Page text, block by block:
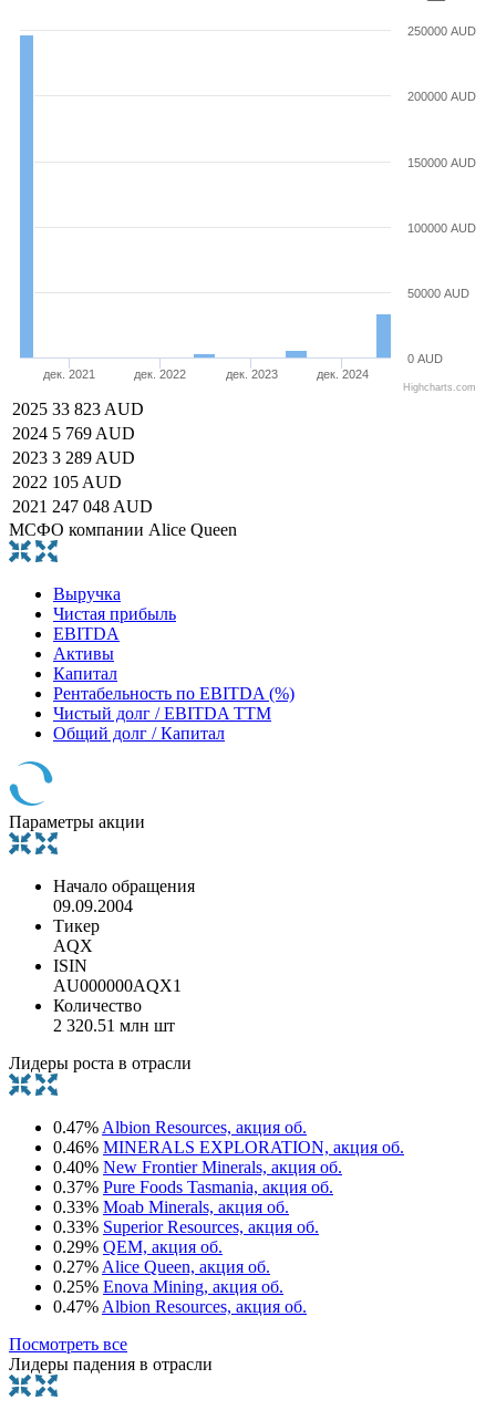
дек. 2021 дек. 2022 дек. 2023 дек. 2024
0 AUD
50000 AUD
100000 AUD
150000 AUD
200000 AUD
250000 AUD
Highcharts.com
2025 33 823 AUD
2024 5 769 AUD
2023 3 289 AUD
2022 105 AUD
2021 247 048 AUD
МСФО компании Alice Queen
Выручка
Чистая прибыль
EBITDA
Активы
Капитал
Рентабельность по EBITDA (%)
Чистый долг / EBITDA TTM
Общий долг / Капитал
Параметры акции
Начало обращения
09.09.2004
Тикер
AQX
ISIN
AU000000AQX1
Количество
2 320.51 млн шт
Лидеры роста в отрасли
0.47% Albion Resources, акция об.
0.46% MINERALS EXPLORATION, акция об.
0.40% New Frontier Minerals, акция об.
0.37% Pure Foods Tasmania, акция об.
0.33% Moab Minerals, акция об.
0.33% Superior Resources, акция об.
0.29% QEM, акция об.
0.27% Alice Queen, акция об.
0.25% Enova Mining, акция об.
0.47% Albion Resources, акция об.
Посмотреть все
Лидеры падения в отрасли